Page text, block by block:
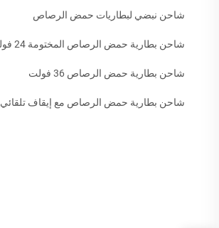
شاحن نبضي لبطاريات حمض الرصاص
شاحن بطارية حمض الرصاص المختومة 24 فولت
شاحن بطارية حمض الرصاص 36 فولت
شاحن بطارية حمض الرصاص مع إيقاف تلقائي